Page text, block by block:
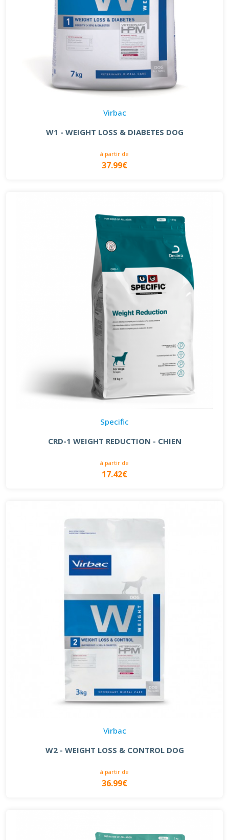
Virbac
W1 - WEIGHT LOSS & DIABETES DOG
à partir de
37.99€
Specific
CRD-1 WEIGHT REDUCTION - CHIEN
à partir de
17.42€
Virbac
W2 - WEIGHT LOSS & CONTROL DOG
à partir de
36.99€